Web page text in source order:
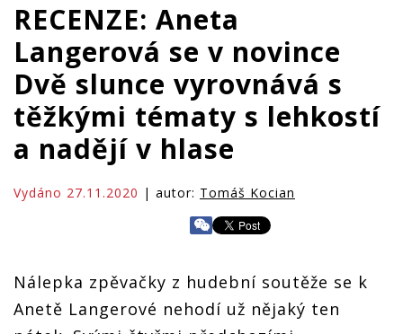
RECENZE: Aneta
Langerová se v novince
Dvě slunce vyrovnává s
těžkými tématy s lehkostí
a nadějí v hlase
Vydáno 27.11.2020 | autor: Tomáš Kocian
Nálepka zpěvačky z hudební soutěže se k
Anetě Langerové nehodí už nějaký ten